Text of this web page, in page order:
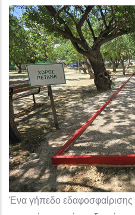
Ένα γήπεδο